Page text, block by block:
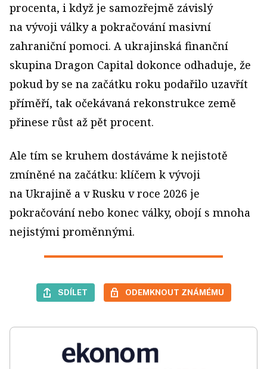
procenta, i když je samozřejmě závislý
na vývoji války a pokračování masivní
zahraniční pomoci. A ukrajinská finanční
skupina Dragon Capital dokonce odhaduje, že
pokud by se na začátku roku podařilo uzavřít
příměří, tak očekávaná rekonstrukce země
přinese růst až pět procent.
Ale tím se kruhem dostáváme k nejistotě
zmíněné na začátku: klíčem k vývoji
na Ukrajině a v Rusku v roce 2026 je
pokračování nebo konec války, obojí s mnoha
nejistými proměnnými.
SDÍLET ODEMKNOUT ZNÁMÉMU